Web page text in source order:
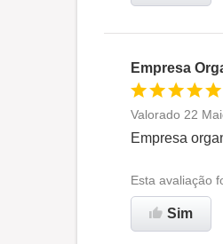
Empresa
Ambiente de
Valorado 22
Empresa
Esta avaliação
Sim